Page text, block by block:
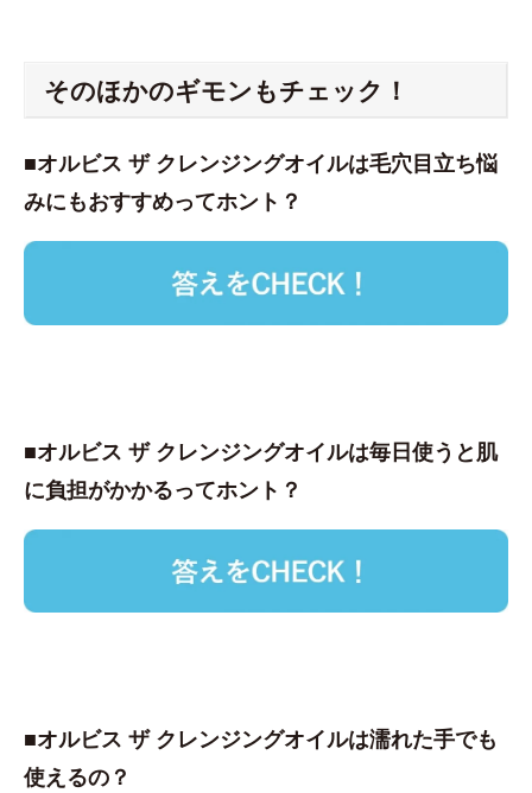
そのほかのギモンもチェック！
■オルビス ザ クレンジングオイルは毛穴目立ち悩
みにもおすすめってホント？
■オルビス ザ クレンジングオイルは毎日使うと肌
に負担がかかるってホント？
■オルビス ザ クレンジングオイルは濡れた手でも
使えるの？